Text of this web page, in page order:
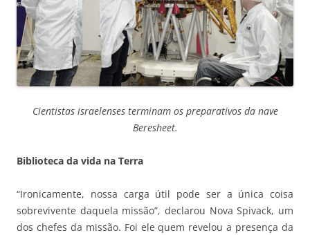
Cientistas israelenses terminam os preparativos da nave
Beresheet.
Biblioteca da vida na Terra
“Ironicamente, nossa carga útil pode ser a única coisa
sobrevivente daquela missão”, declarou Nova Spivack, um
dos chefes da missão. Foi ele quem revelou a presença da